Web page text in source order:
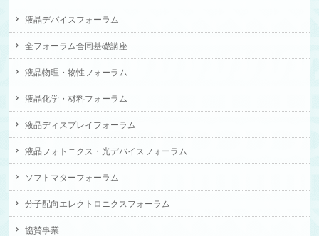
液晶デバイスフォーラム
全フォーラム合同基礎講座
液晶物理・物性フォーラム
液晶化学・材料フォーラム
液晶ディスプレイフォーラム
液晶フォトニクス・光デバイスフォーラム
ソフトマターフォーラム
分子配向エレクトロニクスフォーラム
協賛事業